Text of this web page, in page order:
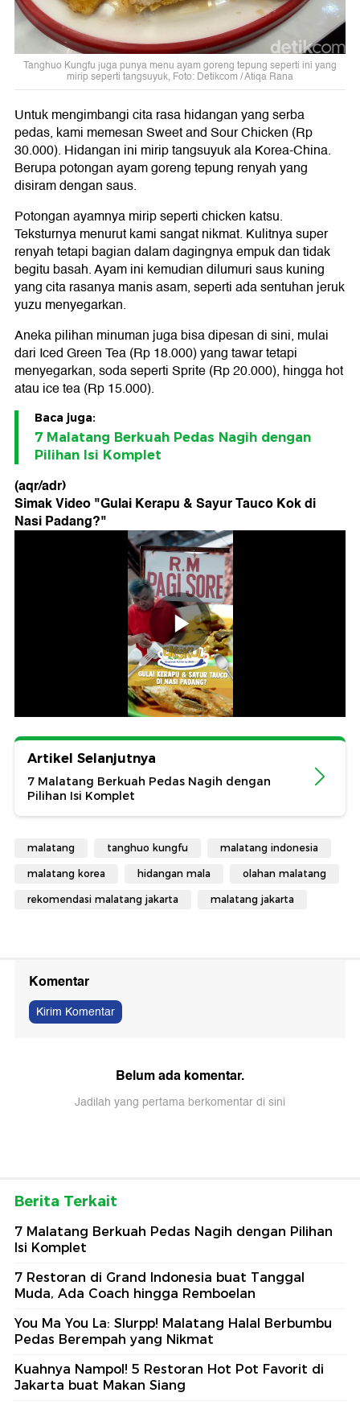
Tanghuo Kungfu juga punya menu ayam goreng tepung seperti ini yang
mirip seperti tangsuyuk, Foto: Detikcom / Atiqa Rana
Untuk mengimbangi cita rasa hidangan yang serba
pedas, kami memesan Sweet and Sour Chicken (Rp
30.000). Hidangan ini mirip tangsuyuk ala Korea-China.
Berupa potongan ayam goreng tepung renyah yang
disiram dengan saus.
Potongan ayamnya mirip seperti chicken katsu.
Teksturnya menurut kami sangat nikmat. Kulitnya super
renyah tetapi bagian dalam dagingnya empuk dan tidak
begitu basah. Ayam ini kemudian dilumuri saus kuning
yang cita rasanya manis asam, seperti ada sentuhan jeruk
yuzu menyegarkan.
Aneka pilihan minuman juga bisa dipesan di sini, mulai
dari Iced Green Tea (Rp 18.000) yang tawar tetapi
menyegarkan, soda seperti Sprite (Rp 20.000), hingga hot
atau ice tea (Rp 15.000).
Baca juga:
7 Malatang Berkuah Pedas Nagih dengan
Pilihan Isi Komplet
(aqr/adr)
Simak Video "Gulai Kerapu & Sayur Tauco Kok di
Nasi Padang?"
Artikel Selanjutnya
7 Malatang Berkuah Pedas Nagih dengan
Pilihan Isi Komplet
malatang tanghuo kungfu malatang indonesia
malatang korea hidangan mala olahan malatang
rekomendasi malatang jakarta malatang jakarta
Komentar
Kirim Komentar
Belum ada komentar.
Jadilah yang pertama berkomentar di sini
Berita Terkait
7 Malatang Berkuah Pedas Nagih dengan Pilihan
Isi Komplet
7 Restoran di Grand Indonesia buat Tanggal
Muda, Ada Coach hingga Remboelan
You Ma You La: Slurpp! Malatang Halal Berbumbu
Pedas Berempah yang Nikmat
Kuahnya Nampol! 5 Restoran Hot Pot Favorit di
Jakarta buat Makan Siang